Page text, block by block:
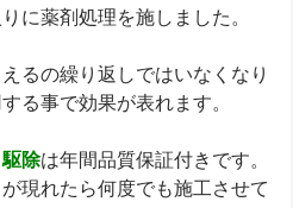
に薬剤処理を施しました。
るの繰り返しではいなくなり
る事で効果が表れます。
除は年間品質保証付きです。
が現れたら何度でも施工させて